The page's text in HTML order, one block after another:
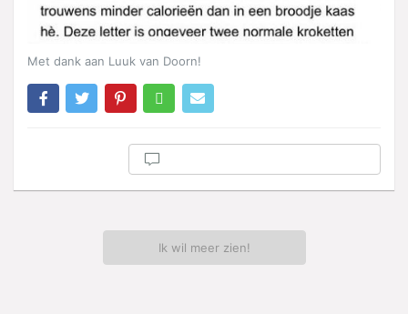
Met dank aan Luuk van Doorn!
Ik wil meer zien!